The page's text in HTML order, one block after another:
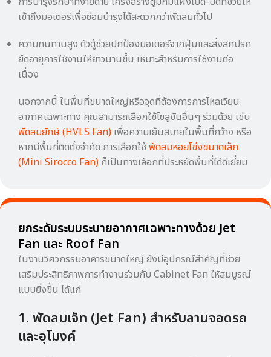
เข้าถึงมอเตอร์เพื่อซ่อมบำรุงได้สะดวกกว่าพัดลมทั่วไป
ความทนทานสูง ตัวตู้ช่วยปกป้องมอเตอร์จากฝุ่นและสิ่งสกปรก
ยืดอายุการใช้งานให้ยาวนานขึ้น เหมาะสำหรับการใช้งานต่อ
เนื่อง
นอกจากนี้ ในพื้นที่ขนาดใหญ่หรือจุดที่ต้องการการไหลเวียน
อากาศเฉพาะทาง คุณสามารถเลือกใช้โซลูชันอื่นๆ ร่วมด้วย เช่น
พัดลมยักษ์ (HVLS Fan) เพื่อความเย็นสบายในพื้นที่กว้าง หรือ
หากมีพื้นที่ติดตั้งจำกัด การเลือกใช้พัดลมหอยโข่งขนาดเล็ก
(Mini Sirocco Fan) ก็เป็นทางเลือกที่ประหยัดพื้นที่ได้ดีเยี่ยม
ยกระดับระบบระบายอากาศเฉพาะทางด้วย Jet
Fan และ Roof Fan
ในงานวิศวกรรมอาคารขนาดใหญ่ ยังมีอุปกรณ์สำคัญที่ช่วย
เสริมประสิทธิภาพการทำงานร่วมกับ Cabinet Fan ให้สมบูรณ์
แบบยิ่งขึ้น ได้แก่
1. พัดลมเจ็ท (Jet Fan) สำหรับลานจอดรถ
และอุโมงค์